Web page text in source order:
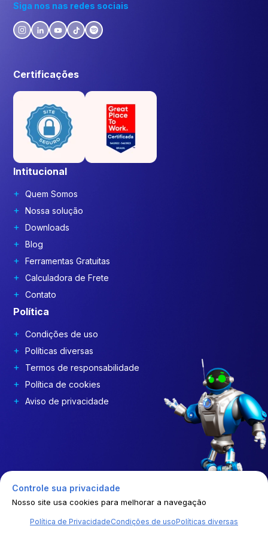
Intitucional
Quem Somos
Nossa solução
Downloads
Blog
Ferramentas Gratuitas
Calculadora de Frete
Contato
Política
Condições de uso
Políticas diversas
Termos de responsabilidade
Política de cookies
Aviso de privacidade
Siga nos nas redes sociais
Certificações
Controle sua privacidade
Nosso site usa cookies para melhorar a navegação
Política de PrivacidadeCondições de usoPolíticas diversas